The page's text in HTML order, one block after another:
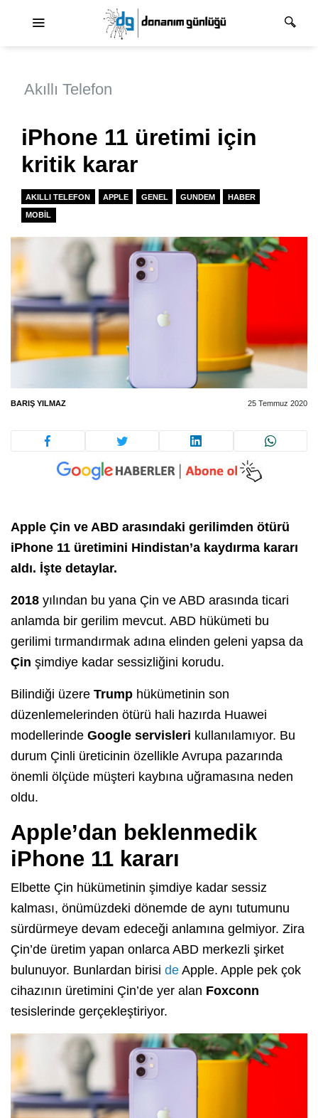
Akıllı Telefon
iPhone 11 üretimi için
kritik karar
AKILLI TELEFON APPLE GENEL GUNDEM HABER
MOBIL
BARIŞ YILMAZ 25 Temmuz 2020
Apple Çin ve ABD arasındaki gerilimden ötürü
iPhone 11 üretimini Hindistan’a kaydırma kararı
aldı. İşte detaylar.
2018 yılından bu yana Çin ve ABD arasında ticari
anlamda bir gerilim mevcut. ABD hükümeti bu
gerilimi tırmandırmak adına elinden geleni yapsa da
Çin şimdiye kadar sessizliğini korudu.
Bilindiği üzere Trump hükümetinin son
düzenlemelerinden ötürü hali hazırda Huawei
modellerinde Google servisleri kullanılamıyor. Bu
durum Çinli üreticinin özellikle Avrupa pazarında
önemli ölçüde müşteri kaybına uğramasına neden
oldu.
Apple’dan beklenmedik
iPhone 11 kararı
Elbette Çin hükümetinin şimdiye kadar sessiz
kalması, önümüzdeki dönemde de aynı tutumunu
sürdürmeye devam edeceği anlamına gelmiyor. Zira
Çin’de üretim yapan onlarca ABD merkezli şirket
bulunuyor. Bunlardan birisi de Apple. Apple pek çok
cihazının üretimini Çin’de yer alan Foxconn
tesislerinde gerçekleştiriyor.